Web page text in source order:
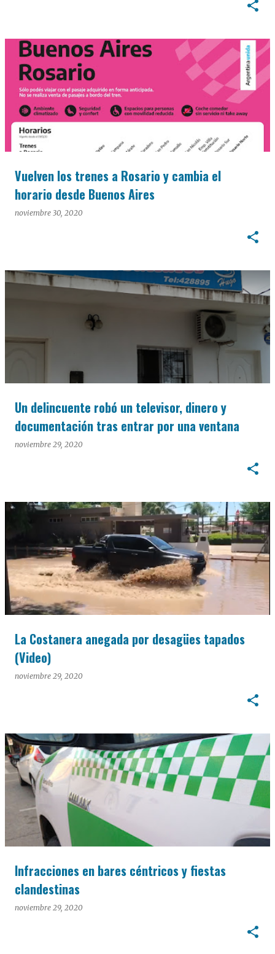
Vuelven los trenes a Rosario y cambia el
horario desde Buenos Aires
noviembre 30, 2020
Un delincuente robó un televisor, dinero y
documentación tras entrar por una ventana
noviembre 29, 2020
La Costanera anegada por desagües tapados
(Video)
noviembre 29, 2020
Infracciones en bares céntricos y fiestas
clandestinas
noviembre 29, 2020